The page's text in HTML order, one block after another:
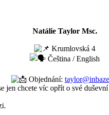
Natálie Taylor Msc.
Krumlovská 4
Čeština / English
Objednání:
jen chcete víc opřít o své